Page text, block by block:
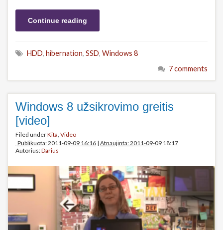
Continue reading
HDD, hibernation, SSD, Windows 8
7 comments
Windows 8 užsikrovimo greitis
[video]
Filed underKita, Video
Publikuota: 2011-09-09 16:16 | Atnaujinta: 2011-09-09 18:17
Autorius:Darius